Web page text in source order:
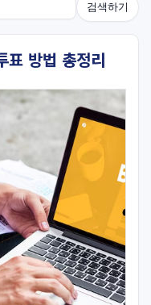
검색하기
표 방법 총정리